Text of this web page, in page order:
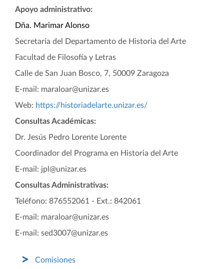
Apoyo administrativo:
Dña. Marimar Alonso
Secretaría del Departamento de Historia del Arte
Facultad de Filosofía y Letras
Calle de San Juan Bosco, 7, 50009 Zaragoza
E-mail: maraloar@unizar.es
Web: https://historiadelarte.unizar.es/
Consultas Académicas:
Dr. Jesús Pedro Lorente Lorente
Coordinador del Programa en Historia del Arte
E-mail: jpl@unizar.es
Consultas Administrativas:
Teléfono: 876552061 - Ext.: 842061
E-mail: maraloar@unizar.es
E-mail: sed3007@unizar.es
Comisiones